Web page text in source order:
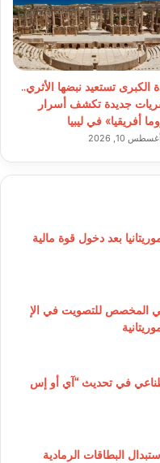
الكبرى تستعيد نبضها الأثري..
جديدة تكشف أسرار
أفريقيا» في ليبيا
10, 2026
بعد دخول قوة مالية
المخصص للتصويت في الإ
في تحديث “آي أو إس
البطاقات الرمادية